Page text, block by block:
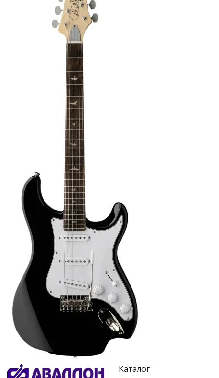
Каталог